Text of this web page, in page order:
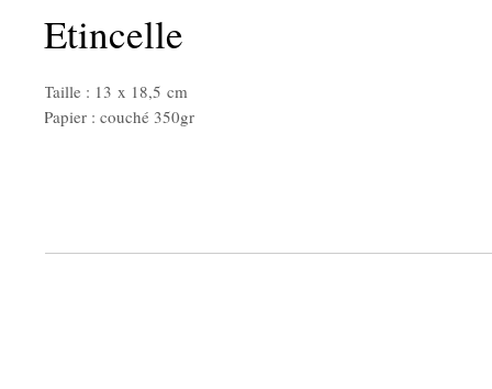
Etincelle
Taille : 13 x 18,5 cm
Papier : couché 350gr